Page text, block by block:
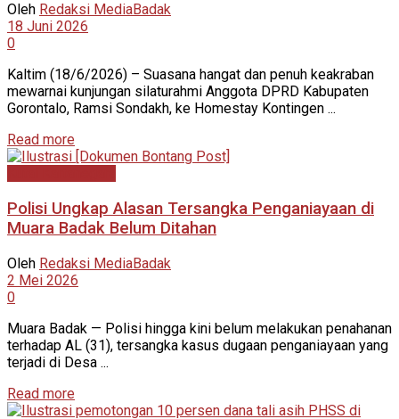
Oleh Redaksi MediaBadak
18 Juni 2026
0
Kaltim (18/6/2026) – Suasana hangat dan penuh keakraban
mewarnai kunjungan silaturahmi Anggota DPRD Kabupaten
Gorontalo, Ramsi Sondakh, ke Homestay Kontingen ...
Read more
Polisi Ungkap Alasan Tersangka Penganiayaan di
Muara Badak Belum Ditahan
Oleh Redaksi MediaBadak
2 Mei 2026
0
Muara Badak — Polisi hingga kini belum melakukan penahanan
terhadap AL (31), tersangka kasus dugaan penganiayaan yang
terjadi di Desa ...
Read more